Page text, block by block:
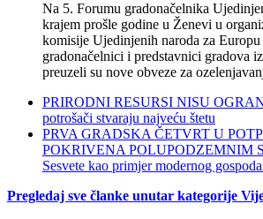
Na 5. Forumu gradonačelnika
krajem prošle godine u Ženevi u
komisije Ujedinjenih naroda za
gradonačelnici i predstavnici gradova
preuzeli su nove obveze za
PRIRODNI RESURSI NISU
potrošači stvaraju najveću štetu
PRVA GRADSKA ČETVRT U
POKRIVENA POLUPODZEMNIM
Sesvete kao primjer modernog
Pregledaj sve članke unutar kategorije